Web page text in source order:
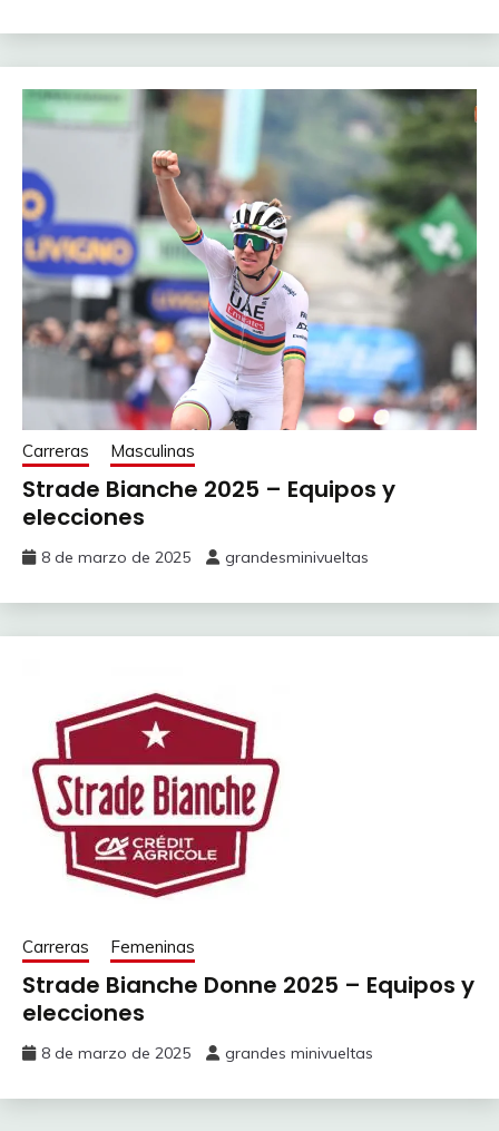
Carreras Masculinas
Strade Bianche 2025 – Equipos y
elecciones
8 de marzo de 2025 grandesminivueltas
Carreras Femeninas
Strade Bianche Donne 2025 – Equipos y
elecciones
8 de marzo de 2025 grandes minivueltas